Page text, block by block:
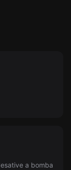
a bomba